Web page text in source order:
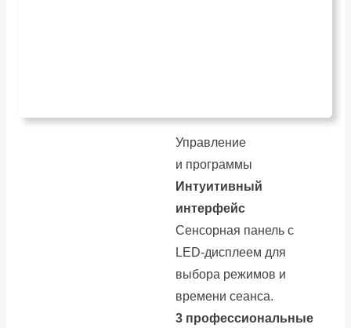
Управление
и программы
Интуитивный
интерфейс
Сенсорная панель с
LED-дисплеем для
выбора режимов и
времени сеанса.
3 профессиональные